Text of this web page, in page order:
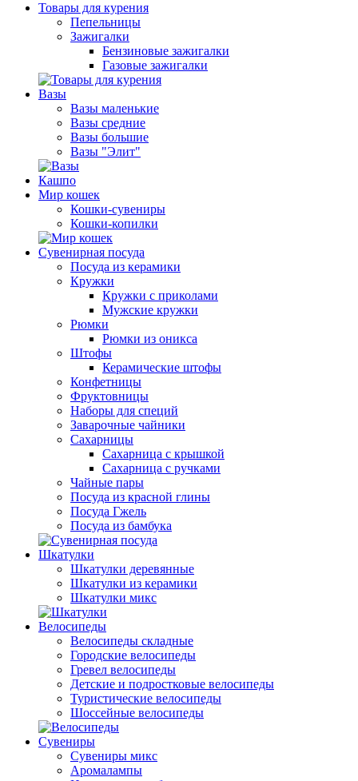
Товары для курения
Пепельницы
Зажигалки
Бензиновые зажигалки
Газовые зажигалки
Вазы
Вазы маленькие
Вазы средние
Вазы большие
Вазы "Элит"
Кашпо
Мир кошек
Кошки-сувениры
Кошки-копилки
Сувенирная посуда
Посуда из керамики
Кружки
Кружки с приколами
Мужские кружки
Рюмки
Рюмки из оникса
Штофы
Керамические штофы
Конфетницы
Фруктовницы
Наборы для специй
Заварочные чайники
Сахарницы
Сахарница с крышкой
Сахарница с ручками
Чайные пары
Посуда из красной глины
Посуда Гжель
Посуда из бамбука
Шкатулки
Шкатулки деревянные
Шкатулки из керамики
Шкатулки микс
Велосипеды
Велосипеды складные
Городские велосипеды
Гревел велосипеды
Детские и подростковые велосипеды
Туристические велосипеды
Шоссейные велосипеды
Сувениры
Сувениры микс
Аромалампы